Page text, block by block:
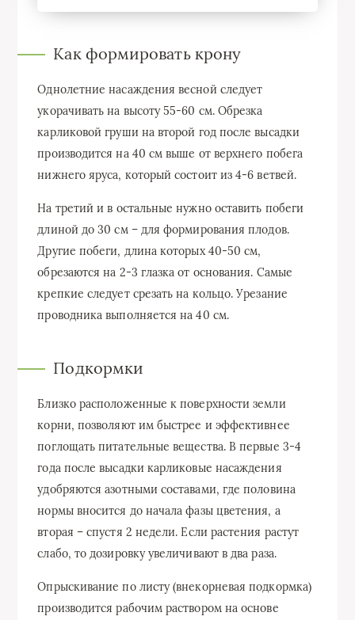
Как формировать крону
Однолетние насаждения весной следует
укорачивать на высоту 55-60 см. Обрезка
карликовой груши на второй год после высадки
производится на 40 см выше от верхнего побега
нижнего яруса, который состоит из 4-6 ветвей.
На третий и в остальные нужно оставить побеги
длиной до 30 см – для формирования плодов.
Другие побеги, длина которых 40-50 см,
обрезаются на 2-3 глазка от основания. Самые
крепкие следует срезать на кольцо. Урезание
проводника выполняется на 40 см.
Подкормки
Близко расположенные к поверхности земли
корни, позволяют им быстрее и эффективнее
поглощать питательные вещества. В первые 3-4
года после высадки карликовые насаждения
удобряются азотными составами, где половина
нормы вносится до начала фазы цветения, а
вторая – спустя 2 недели. Если растения растут
слабо, то дозировку увеличивают в два раза.
Опрыскивание по листу (внекорневая подкормка)
производится рабочим раствором на основе